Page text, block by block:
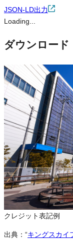
JSON-LD出力
Loading...
ダウンロード
この画像は、営利・
グ・色変更などの改
※本サイトの 利用規
営利利用
可
改変
可
クレジット表記
必須
クレジット表記例
出典：“キングスカイ